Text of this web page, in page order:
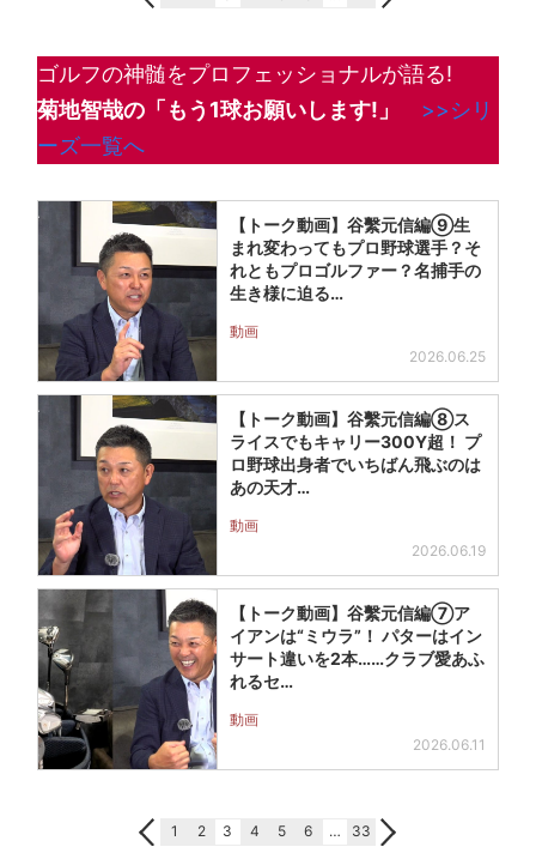
ゴルフの神髄をプロフェッショナルが語る!
菊地智哉の「もう1球お願いします! 」
>>シリ
ーズ一覧へ
【トーク動画】谷繫元信編⑨生
まれ変わってもプロ野球選手？そ
れともプロゴルファー？名捕手の
生き様に迫る…
動画
2026.06.25
【トーク動画】谷繫元信編⑧ス
ライスでもキャリー300Y超！ プ
ロ野球出身者でいちばん飛ぶのは
あの天才…
動画
2026.06.19
【トーク動画】谷繫元信編⑦ア
イアンは“ミウラ”！ パターはイン
サート違いを2本……クラブ愛あふ
れるセ…
動画
2026.06.11
1 2 3 4 5 6 … 33